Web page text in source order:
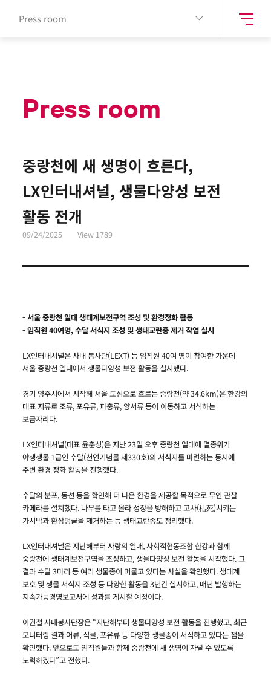
Press room
Press room
중랑천에 새 생명이 흐른다,
LX인터내셔널, 생물다양성 보전
활동 전개
09/24/2025 View 1789
- 서울 중랑천 일대 생태계보전구역 조성 및 환경정화 활동
- 임직원 40여명, 수달 서식지 조성 및 생태교란종 제거 작업 실시
LX인터내셔널은 사내 봉사단(LEXT) 등 임직원 40여 명이 참여한 가운데
서울 중랑천 일대에서 생물다양성 보전 활동을 실시했다.
경기 양주시에서 시작해 서울 도심으로 흐르는 중랑천(약 34.6km)은 한강의
대표 지류로 조류, 포유류, 파충류, 양서류 등이 이동하고 서식하는
보금자리다.
LX인터내셔널(대표 윤춘성)은 지난 23일 오후 중랑천 일대에 멸종위기
야생생물 1급인 수달(천연기념물 제330호)의 서식지를 마련하는 동시에
주변 환경 정화 활동을 진행했다.
수달의 분포, 동선 등을 확인해 더 나은 환경을 제공할 목적으로 무인 관찰
카메라를 설치했다. 나무를 타고 올라 성장을 방해하고 고사(枯死)시키는
가시박과 환삼덩쿨을 제거하는 등 생태교란종도 정리했다.
LX인터내셔널은 지난해부터 사랑의 열매, 사회적협동조합 한강과 함께
중랑천에 생태계보전구역을 조성하고, 생물다양성 보전 활동을 시작했다. 그
결과 수달 3마리 등 여러 생물종이 머물고 있다는 사실을 확인했다. 생태계
보호 및 생물 서식지 조성 등 다양한 활동을 3년간 실시하고, 매년 발행하는
지속가능경영보고서에 성과를 게시할 예정이다.
이권철 사내봉사단장은 “지난해부터 생물다양성 보전 활동을 진행했고, 최근
모니터링 결과 어류, 식물, 포유류 등 다양한 생물종이 서식하고 있다는 점을
확인했다. 앞으로도 임직원들과 함께 중랑천에 새 생명이 자랄 수 있도록
노력하겠다”고 전했다.